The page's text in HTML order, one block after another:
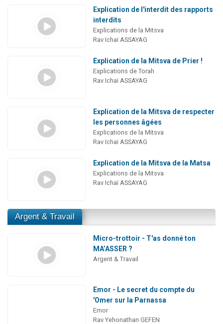
Explication de l'interdit des rapports
interdits
Explications de la Mitsva
Rav Ichaï ASSAYAG
Explication de la Mitsva de Prier !
Explications de Torah
Rav Ichaï ASSAYAG
Explication de la Mitsva de respecter
les personnes âgées
Explications de la Mitsva
Rav Ichaï ASSAYAG
Explication de la Mitsva de la Matsa
Explications de la Mitsva
Rav Ichaï ASSAYAG
Argent & Travail
Micro-trottoir - T'as donné ton
MA’ASSER ?
Argent & Travail
Emor - Le secret du compte du
'Omer sur la Parnassa
Emor
Rav Yehonathan GEFEN